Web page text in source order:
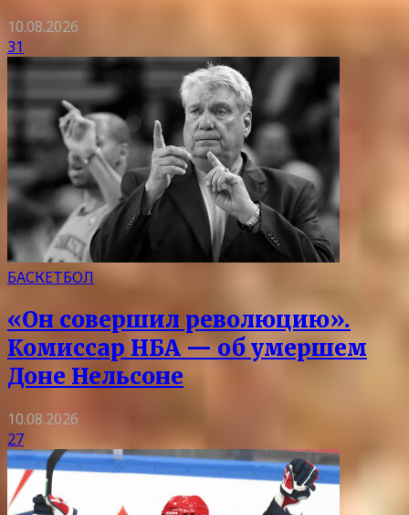
10.08.2026
31
БАСКЕТБОЛ
«Он совершил революцию».
Комиссар НБА — об умершем
Доне Нельсоне
10.08.2026
27